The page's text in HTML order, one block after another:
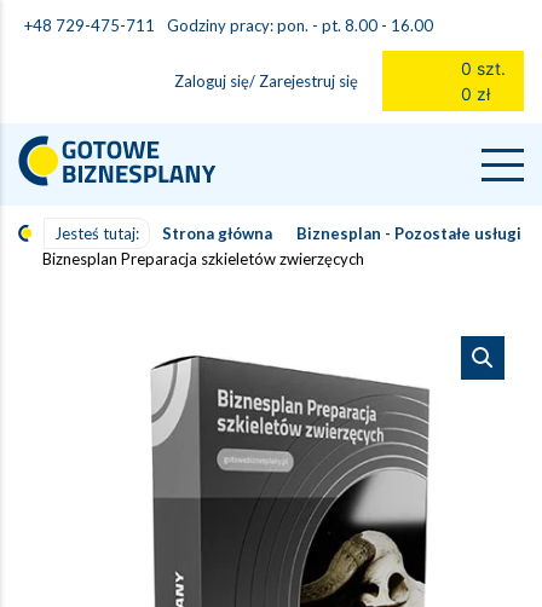
+48 729-475-711 Godziny pracy: pon. - pt. 8.00 - 16.00
Zaloguj się/ Zarejestruj się
0 szt.
0 zł
Jesteś tutaj: Strona główna
Biznesplan - Pozostałe usługi
Biznesplan Preparacja szkieletów zwierzęcych